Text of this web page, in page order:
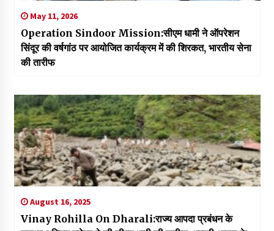
May 11, 2026
Operation Sindoor Mission:सीएम धामी ने ऑपरेशन
सिंदूर की वर्षगांठ पर आयोजित कार्यक्रम में की शिरकत, भारतीय सेना
की तारीफ
August 16, 2025
Vinay Rohilla On Dharali:राज्य आपदा प्रबंधन के